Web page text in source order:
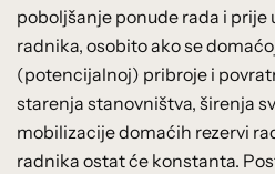
poboljšanje ponude rada i
radnika, osobito ako se
(potencijalnoj) pribroje i
starenja stanovništva, širenja
mobilizacije domaćih rezervi
radnika ostat će konstanta.